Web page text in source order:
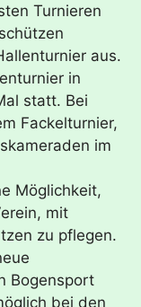
Turnieren
aus.
in
statt. Bei
Fackelturnier,
im
Möglichkeit,
mit
zu pflegen.
Bogensport
bei den